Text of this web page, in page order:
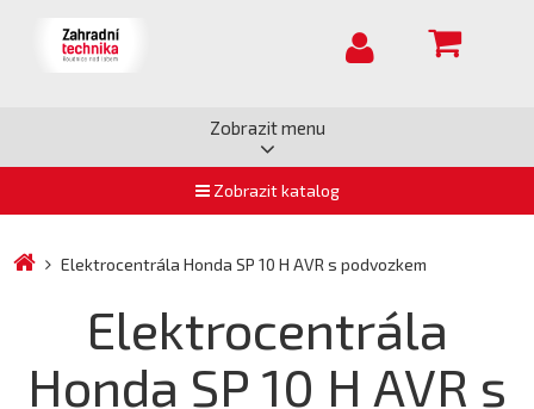
Zobrazit menu
Zobrazit katalog
Elektrocentrála Honda SP 10 H AVR s podvozkem
Elektrocentrála
Honda SP 10 H AVR s